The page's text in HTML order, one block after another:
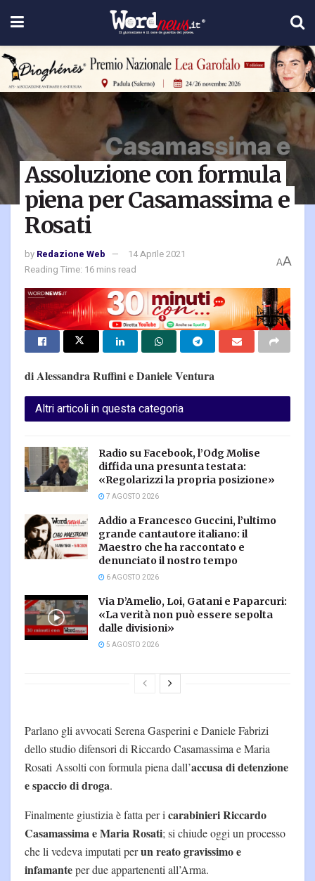
Assoluzione con formula
piena per Casamassima e
Rosati
by Redazione Web
14 Aprile 2021
Reading Time: 16 mins read
AA
di Alessandra Ruffini e Daniele Ventura
Altri articoli in questa categoria
Radio su Facebook, l’Odg Molise
diffida una presunta testata:
«Regolarizzi la propria posizione»
7 AGOSTO 2026
Addio a Francesco Guccini, l’ultimo
grande cantautore italiano: il
Maestro che ha raccontato e
denunciato il nostro tempo
6 AGOSTO 2026
Via D’Amelio, Loi, Gatani e Paparcuri:
«La verità non può essere sepolta
dalle divisioni»
5 AGOSTO 2026
Parlano gli avvocati Serena Gasperini e Daniele Fabrizi
dello studio difensori di Riccardo Casamassima e Maria
Rosati Assolti con formula piena dall’accusa di detenzione
e spaccio di droga.
Finalmente giustizia è fatta per i carabinieri Riccardo
Casamassima e Maria Rosati; si chiude oggi un processo
che li vedeva imputati perun reato gravissimo e
infamanteper due appartenenti all’Arma.